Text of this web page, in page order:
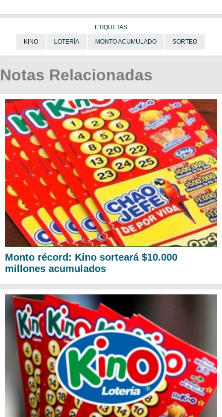
ETIQUETAS
KINO LOTERÍA MONTO ACUMULADO SORTEO
Notas Relacionadas
Monto récord: Kino sorteará $10.000
millones acumulados